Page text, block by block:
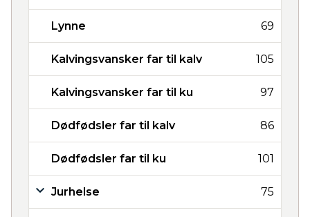
Lynne 69
Kalvingsvansker far til kalv 105
Kalvingsvansker far til ku 97
Dødfødsler far til kalv 86
Dødfødsler far til ku 101
Jurhelse 75